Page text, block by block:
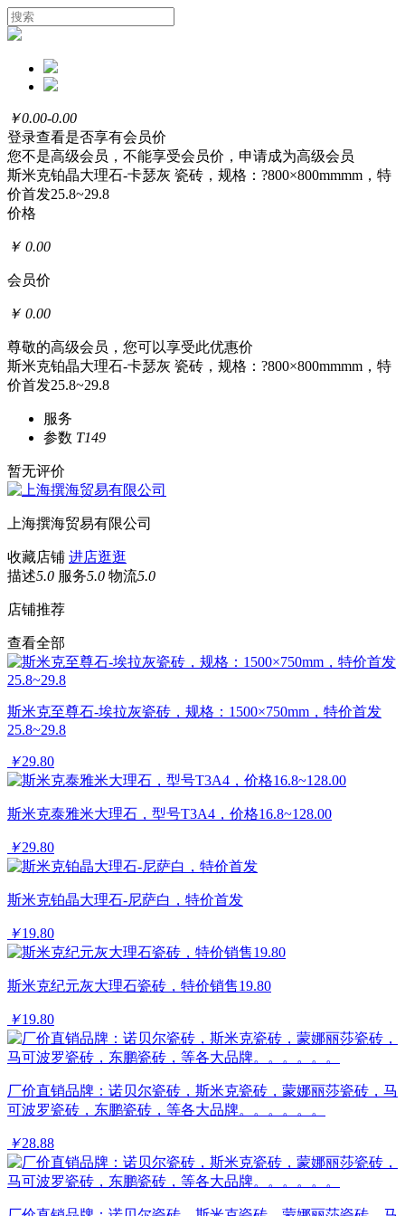
￥0.00-0.00
登录查看是否享有会员价
您不是高级会员，不能享受会员价， 申请成为高级会员
斯米克铂晶大理石-卡瑟灰 瓷砖，规格：?800×800mmmm，特
价首发25.8~29.8
价格
￥ 0.00
会员价
￥ 0.00
尊敬的高级会员，您可以享受此优惠价
斯米克铂晶大理石-卡瑟灰 瓷砖，规格：?800×800mmmm，特
价首发25.8~29.8
服务
参数 T149
暂无评价
上海撰海贸易有限公司
收藏店铺 进店逛逛
描述5.0 服务5.0 物流5.0
店铺推荐
查看全部
斯米克至尊石-埃拉灰瓷砖，规格：1500×750mm，特价首发
25.8~29.8
￥29.80
斯米克泰雅米大理石，型号T3A4，价格16.8~128.00
￥29.80
斯米克铂晶大理石-尼萨白，特价首发
￥19.80
斯米克纪元灰大理石瓷砖，特价销售19.80
￥19.80
厂价直销品牌：诺贝尔瓷砖，斯米克瓷砖，蒙娜丽莎瓷砖，马
可波罗瓷砖，东鹏瓷砖，等各大品牌。。。。。。
￥28.88